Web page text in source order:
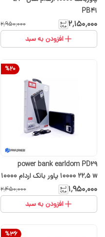
PB41
۲٬۱۵۰٬۰۰۰ ۲٬۹۵۰٬۰۰۰
افزودن به سبد
%20
power bank earldom PD29
10000 22,5 w پاور بانک اردام ۱۰۰۰۰
میلی آمپر ۲۲.۵ وات‏( یک سال
گارانتی)
۱٬۹۵۰٬۰۰۰ ۲٬۴۵۰٬۰۰۰
افزودن به سبد
%36